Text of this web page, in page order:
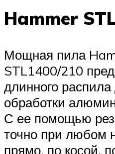
Hammer
Мощная пила
STL1400/210
длинного
обработки
С ее помощью
точно при любом
прямо, по косой,